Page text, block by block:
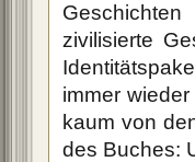
zivilisierte
immer
kaum von
des Buches: